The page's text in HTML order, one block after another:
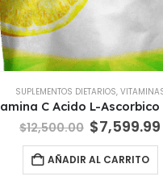
SUPLEMENTOS DIETARIOS,
$12,500.00 El
precio
original
era:
$7,599.99
AÑADIR AL CARRITO